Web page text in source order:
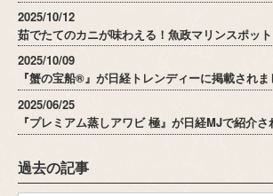
2025/10/12
茹でたてのカニが味わえる！魚政マリンスポット
2025/10/09
『蟹の宝船®』が日経トレンディーに掲載されま
2025/06/25
『プレミアム蒸しアワビ 極』が日経MJで紹介さ
過去の記事